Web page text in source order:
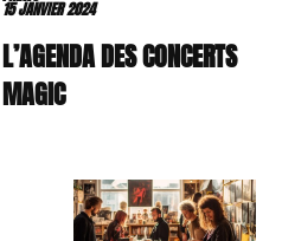
15 JANVIER 2024
L’AGENDA DES CONCERTS
MAGIC